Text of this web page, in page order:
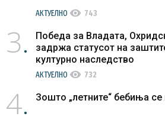
АКТУЕЛНО visibility 743
3
Победа за Владата,
задржа статусот на
културно наследство
АКТУЕЛНО visibility 732
4 Зошто „летните“ бебиња